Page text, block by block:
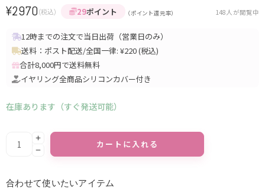
¥2970 (税込) 29ポイント （ポイント還元率） 148人が閲覧中
12時までの注文で当日出荷（営業日のみ）
送料：ポスト配送/全国一律: ¥220 (税込)
合計8,000円で送料無料
イヤリング全商品シリコンカバー付き
在庫あります（すぐ発送可能）
カートに入れる
合わせて使いたいアイテム